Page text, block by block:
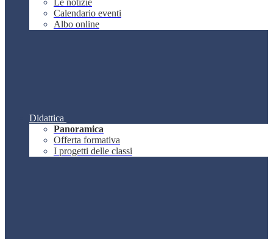
Le notizie
Calendario eventi
Albo online
Didattica
Panoramica
Offerta formativa
I progetti delle classi